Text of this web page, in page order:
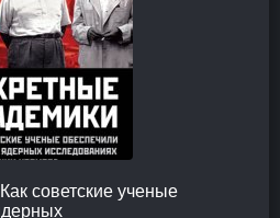
советские ученые